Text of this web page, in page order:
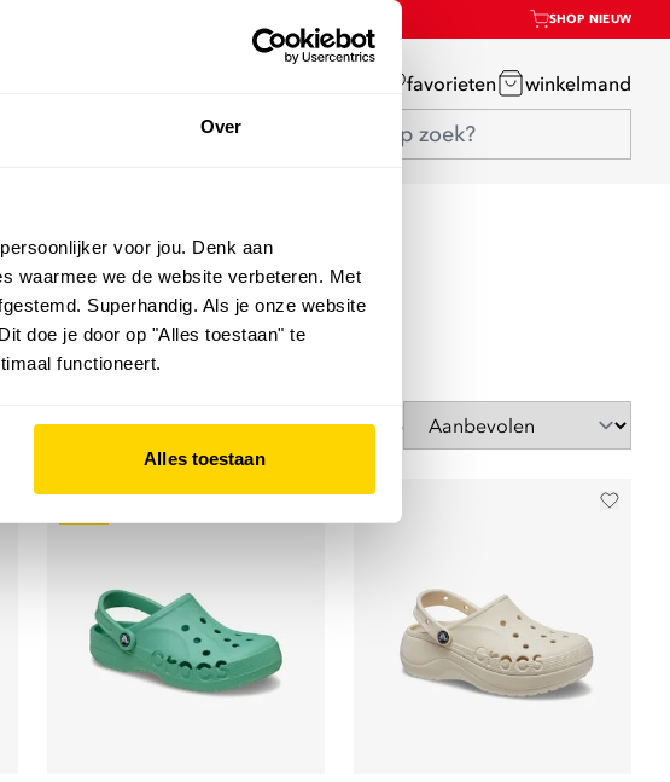
Over
voor jou. Denk aan
waarmee we de website verbeteren. Met
Superhandig. Als je onze website
doe je door op "Alles toestaan" te
functioneert.
Alles toestaan
SHOP NIEUW
favorieten winkelmand
Sorteer op